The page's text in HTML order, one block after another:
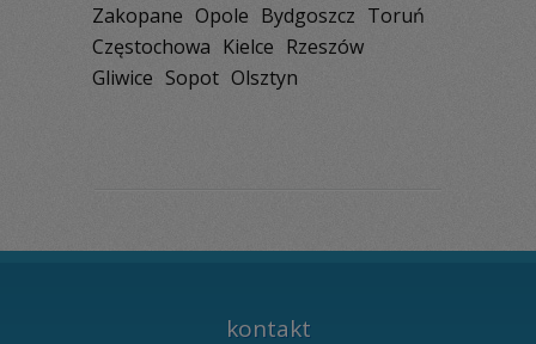
Zakopane Opole Bydgoszcz Toruń
Częstochowa Kielce Rzeszów
Gliwice Sopot Olsztyn
kontakt